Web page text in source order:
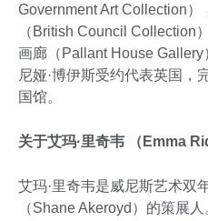
Government Art Collection
（British Council Collection
画廊（Pallant House
尼娅·博伊斯受约代表英国，
国馆。
关于艾玛·里奇韦 （Emma
艾玛·里奇韦是威尼斯艺术双
（Shane Akeroyd）的策展